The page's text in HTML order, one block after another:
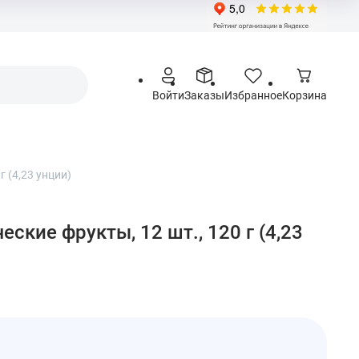
ВойтиЗаказыИзбранноеКорзина
(4,23 унции)
фрукты, 12 шт., 120 г (4,23